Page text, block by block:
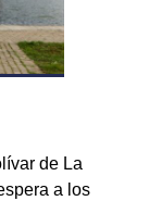
de La
a los